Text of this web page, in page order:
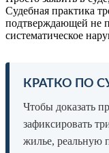
Судебная практика
подтверждающей не
систематическое
КРАТКО ПО
Чтобы доказать
зафиксировать
жилье, реальную